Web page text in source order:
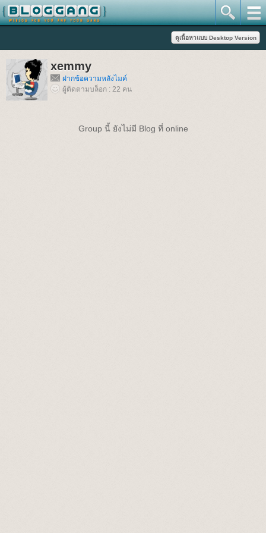
xemmy
ฝากข้อความหลังไมค์
ผู้ติดตามบล็อก : 22 คน
Group นี้ ยังไม่มี Blog ที่ online